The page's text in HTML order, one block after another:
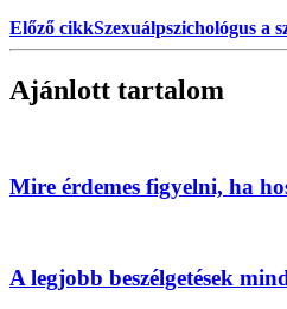
Előző cikkSzexuálpszichológus a
Ajánlott tartalom
Mire érdemes figyelni, ha
A legjobb beszélgetések